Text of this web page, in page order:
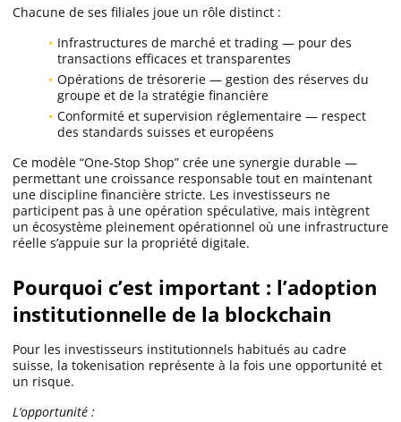
Chacune de ses filiales joue un rôle distinct :
Infrastructures de marché et trading — pour des
transactions efficaces et transparentes
Opérations de trésorerie — gestion des réserves du
groupe et de la stratégie financière
Conformité et supervision réglementaire — respect
des standards suisses et européens
Ce modèle “One-Stop Shop” crée une synergie durable —
permettant une croissance responsable tout en maintenant
une discipline financière stricte. Les investisseurs ne
participent pas à une opération spéculative, mais intègrent
un écosystème pleinement opérationnel où une infrastructure
réelle s’appuie sur la propriété digitale.
Pourquoi c’est important : l’adoption
institutionnelle de la blockchain
Pour les investisseurs institutionnels habitués au cadre
suisse, la tokenisation représente à la fois une opportunité et
un risque.
L’opportunité :